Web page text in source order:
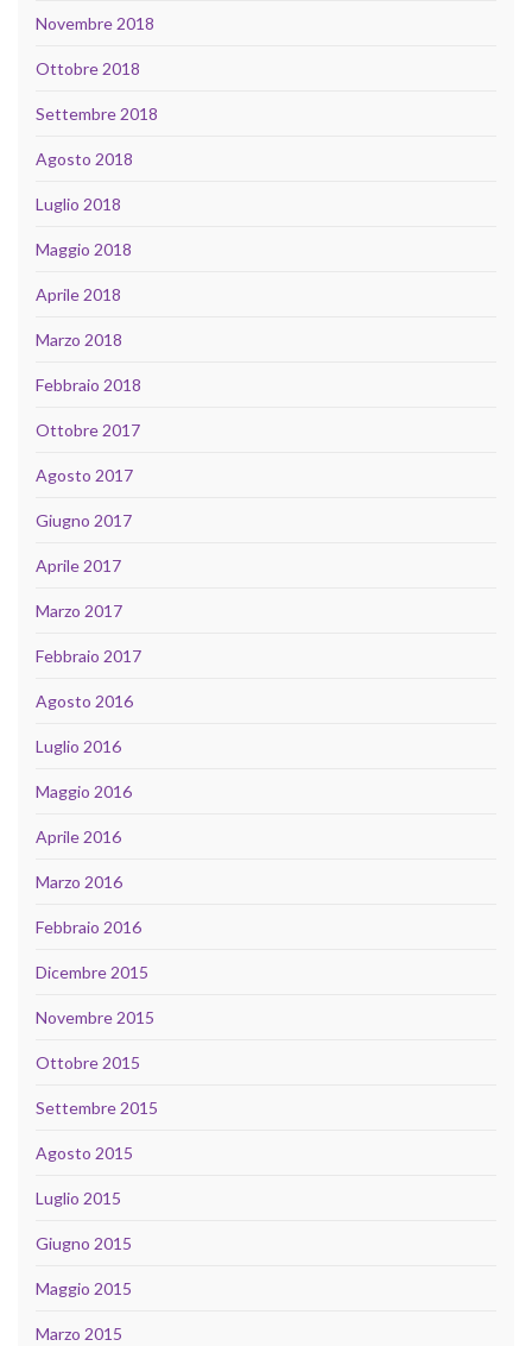
Novembre 2018
Ottobre 2018
Settembre 2018
Agosto 2018
Luglio 2018
Maggio 2018
Aprile 2018
Marzo 2018
Febbraio 2018
Ottobre 2017
Agosto 2017
Giugno 2017
Aprile 2017
Marzo 2017
Febbraio 2017
Agosto 2016
Luglio 2016
Maggio 2016
Aprile 2016
Marzo 2016
Febbraio 2016
Dicembre 2015
Novembre 2015
Ottobre 2015
Settembre 2015
Agosto 2015
Luglio 2015
Giugno 2015
Maggio 2015
Marzo 2015